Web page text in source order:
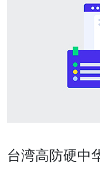
台湾高防硬中